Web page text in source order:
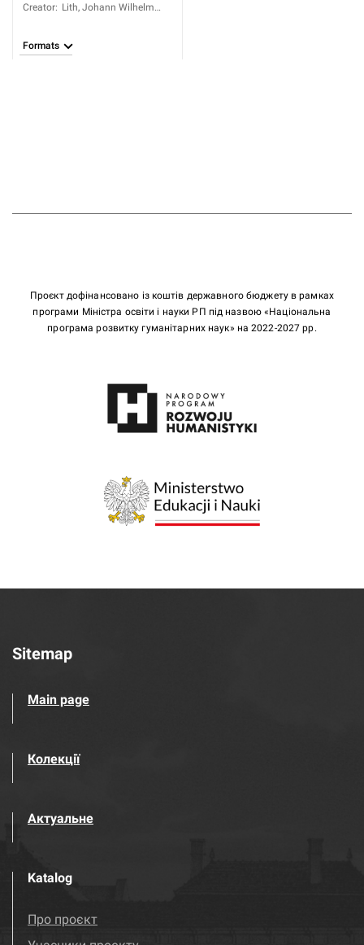
Creator: Lith, Johann Wilhelm
Formats
Проєкт дофінансовано із коштів державного бюджету в рамках
програми Міністра освіти і науки РП під назвою «Національна
програма розвитку гуманітарних наук» на 2022-2027 рр.
Sitemap
Main page
Колекції
Актуальне
Katalog
Про проєкт